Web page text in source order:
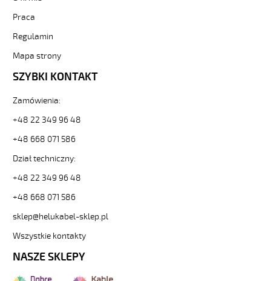
Praca
Regulamin
Mapa strony
SZYBKI KONTAKT
Zamówienia:
+48 22 349 96 48
+48 668 071 586
Dział techniczny:
+48 22 349 96 48
+48 668 071 586
sklep@helukabel-sklep.pl
Wszystkie kontakty
NASZE SKLEPY